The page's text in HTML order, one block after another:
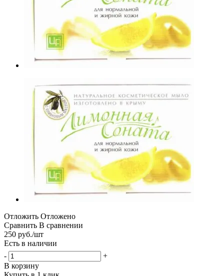
Отложить Отложено
Сравнить В сравнении
250 руб./шт
Есть в наличии
-
+
В корзину